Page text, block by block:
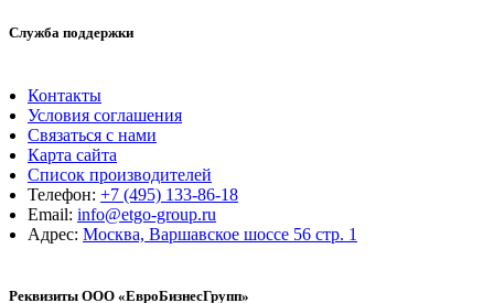
Служба поддержки
Контакты
Условия соглашения
Связаться с нами
Карта сайта
Список производителей
Телефон: +7 (495) 133-86-18
Email: info@etgo-group.ru
Адрес: Москва, Варшавское шоссе 56 стр. 1
Реквизиты ООО «ЕвроБизнесГрупп»